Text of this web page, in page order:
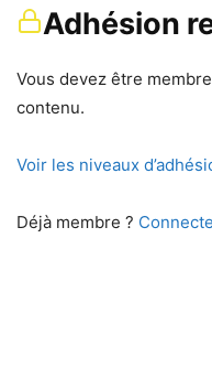
Adhésion
Vous devez être
contenu.
Voir les niveaux
Déjà membre ?